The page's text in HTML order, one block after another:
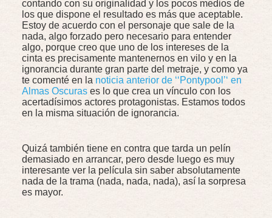
contando con su originalidad y los pocos medios de
los que dispone el resultado es más que aceptable.
Estoy de acuerdo con el personaje que sale de la
nada, algo forzado pero necesario para entender
algo, porque creo que uno de los intereses de la
cinta es precisamente mantenernos en vilo y en la
ignorancia durante gran parte del metraje, y como ya
te comenté en la noticia anterior de ‘‘Pontypool’‘ en
Almas Oscuras es lo que crea un vínculo con los
acertadísimos actores protagonistas. Estamos todos
en la misma situación de ignorancia.
Quizá también tiene en contra que tarda un pelín
demasiado en arrancar, pero desde luego es muy
interesante ver la película sin saber absolutamente
nada de la trama (nada, nada, nada), así la sorpresa
es mayor.